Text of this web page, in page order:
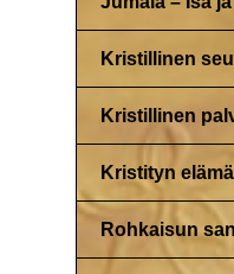
Kristillinen
Kristillinen
Kristityn elämä
Rohkaisun